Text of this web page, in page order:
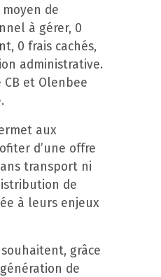
de
à gérer, 0
0 frais cachés,
administrative.
et Olenbee
aux
d’une offre
transport ni
de
à leurs enjeux
grâce
de